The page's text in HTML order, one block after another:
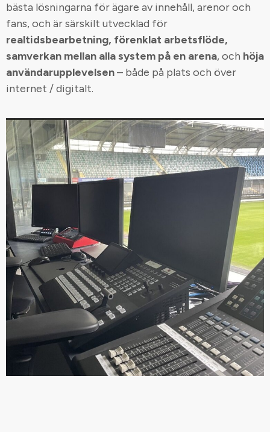
bästa lösningarna för ägare av innehåll, arenor och
fans, och är särskilt utvecklad för
realtidsbearbetning, förenklat arbetsflöde,
samverkan mellan alla system på en arena, och höja
användarupplevelsen– både på plats och över
internet / digitalt.